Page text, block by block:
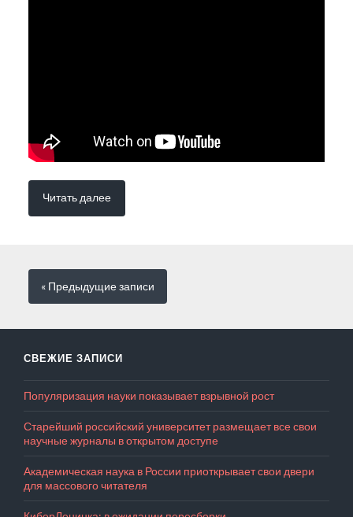
Читать далее
« Предыдущиезаписи
СВЕЖИЕ ЗАПИСИ
Популяризация науки показывает взрывной рост
Старейший российский университет размещает все свои
научные журналы в открытом доступе
Академическая наука в России приоткрывает свои двери
для массового читателя